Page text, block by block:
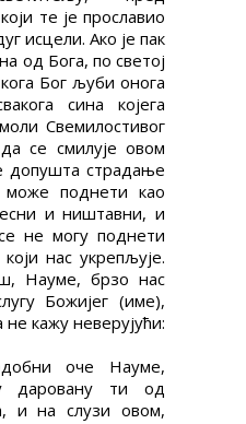
те је прославио
исцели. Ако је пак
од Бога, по светој
Бог љуби онога
сина којега
Свемилостивог
се смилује овом
допушта страдање
поднети као
и ништавни, и
не могу поднети
нас укрепљује.
Науме, брзо нас
Божијег (име),
кажу неверујући:
оче Науме,
даровану ти од
и на слузи овом,